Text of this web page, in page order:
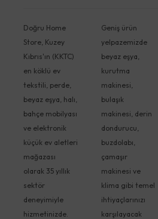
Doğru Home
Store, Kuzey
Kıbrıs'ın (KKTC)
en köklü ev
tekstili, perde,
beyaz eşya, halı,
bahçe mobilyası
ve elektronik
küçük ev aletleri
mağazası
olarak 35 yıllık
sektör
deneyimiyle
hizmetinizde.
Geniş ürün
yelpazemizde
beyaz eşya,
kurutma
makinesi,
bulaşık
makinesi, derin
dondurucu,
buzdolabı,
çamaşır
makinesi ve
klima gibi temel
ihtiyaçlarınızı
karşılayacak